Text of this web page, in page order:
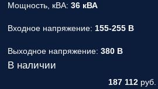
Мощность, кВА: 36 кВА
Входное напряжение: 155-255 В
Выходное напряжение: 380 В
В наличии
187 112руб.